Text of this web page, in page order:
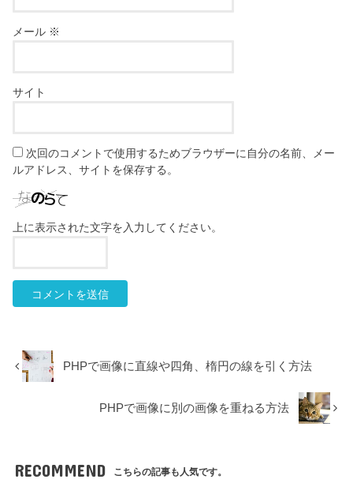
メール ※
サイト
次回のコメントで使用するためブラウザーに自分の名前、メー
ルアドレス、サイトを保存する。
上に表示された文字を入力してください。
PHPで画像に直線や四角、楕円の線を引く方法
PHPで画像に別の画像を重ねる方法
RECOMMEND こちらの記事も人気です。